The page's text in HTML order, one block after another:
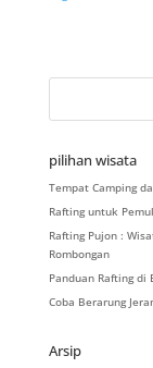
pilihan wisata
Tempat Camping
Rafting untuk
Rafting Pujon :
Rombongan
Panduan Rafting
Coba Berarung
Arsip